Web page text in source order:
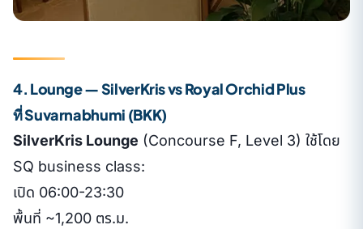
4. Lounge — SilverKris vs Royal Orchid Plus
ที่ Suvarnabhumi (BKK)
SilverKris Lounge (Concourse F, Level 3) ใช้โดย
SQ business class:
เปิด 06:00-23:30
พื้นที่ ~1,200 ตร.ม.